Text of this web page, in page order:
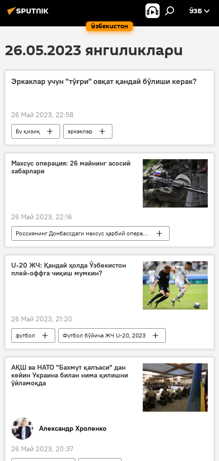
Ўзбекистон
ЎЗБ
26.05.2023 янгиликлари
Эркаклар учун "тўғри" овқат қандай бўлиши керак?
26 Май 2023, 22:58
Бу қизиқ
эркаклар
миллий таомлар
ёғли таомлар
Фойдали
Фойдали маҳсулотлар
Доктор маслаҳати
Махсус операция: 26 майнинг асосий
хабарлари
26 Май 2023, 22:16
Россиянинг Донбассдаги махсус ҳарбий операцияси
Россия
Украина
Донецк халқ республикаси (ДХР)
Луганск халқ республикаси (ЛХР)
U-20 ЖЧ: Қандай ҳолда Ўзбекистон
плей-оффга чиқиш мумкин?
26 Май 2023, 21:20
футбол
Футбол бўйича ЖЧ U-20, 2023
FIFA U-20 World Cup 2023
Ўзбекистон
Аргентина
АҚШ ва НАТО "Бахмут қалъаси" дан
кейин Украина билан нима қилишни
ўйламоқда
Александр Хроленко
26 Май 2023, 20:37